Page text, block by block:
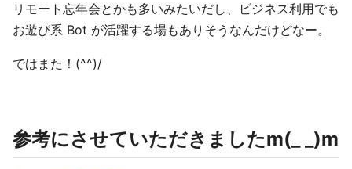
リモート忘年会とかも多いみたいだし、ビジネス利用でも
お遊び系 Bot が活躍する場もありそうなんだけどなー。
ではまた！(^^)/
参考にさせていただきましたm(_ _)m